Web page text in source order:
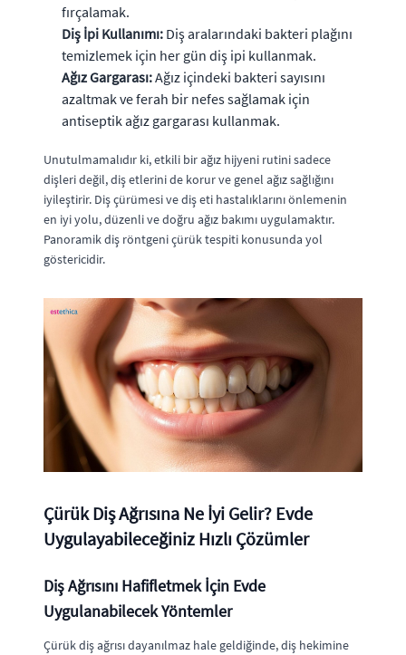
fırçalamak.
Diş İpi Kullanımı: Diş aralarındaki bakteri plağını
temizlemek için her gün diş ipi kullanmak.
Ağız Gargarası:Ağız içindeki bakteri sayısını
azaltmak ve ferah bir nefes sağlamak için
antiseptik ağız gargarası kullanmak.
Unutulmamalıdır ki, etkili bir ağız hijyeni rutini sadece
dişleri değil, diş etlerini de korur ve genel ağız sağlığını
iyileştirir. Diş çürümesi ve diş eti hastalıklarını önlemenin
en iyi yolu, düzenli ve doğru ağız bakımı uygulamaktır.
Panoramik diş röntgeni çürük tespiti konusunda yol
göstericidir.
Çürük Diş Ağrısına Ne İyi Gelir? Evde
Uygulayabileceğiniz Hızlı Çözümler
Diş Ağrısını Hafifletmek İçin Evde
Uygulanabilecek Yöntemler
Çürük diş ağrısı dayanılmaz hale geldiğinde, diş hekimine